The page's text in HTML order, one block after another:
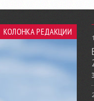
КОЛОНКА РЕДАКЦИИ